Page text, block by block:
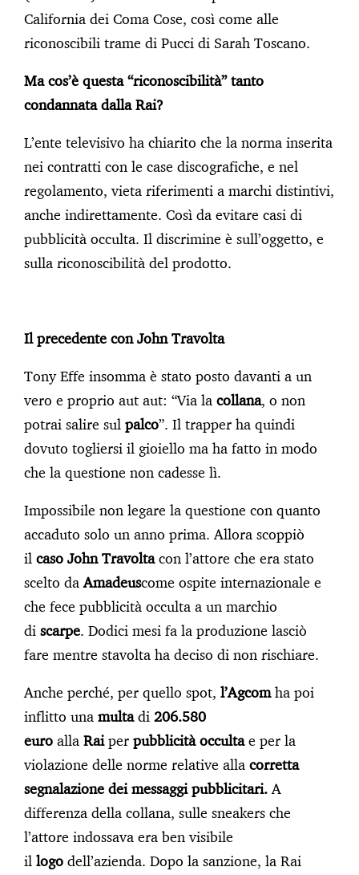
California dei Coma Cose, così come alle
riconoscibili trame di Pucci di Sarah Toscano.
Ma cos’è questa “riconoscibilità” tanto
condannata dalla Rai?
L’ente televisivo ha chiarito che la norma inserita
nei contratti con le case discografiche, e nel
regolamento, vieta riferimenti a marchi distintivi,
anche indirettamente. Così da evitare casi di
pubblicità occulta. Il discrimine è sull’oggetto, e
sulla riconoscibilità del prodotto.
Il precedente con John Travolta
Tony Effe insomma è stato posto davanti a un
vero e proprio aut aut: “Via la collana, o non
potrai salire sul palco”. Il trapper ha quindi
dovuto togliersi il gioiello ma ha fatto in modo
che la questione non cadesse lì.
Impossibile non legare la questione con quanto
accaduto solo un anno prima. Allora scoppiò
il caso John Travoltacon l’attore che era stato
scelto daAmadeuscome ospite internazionale e
che fece pubblicità occulta a un marchio
di scarpe. Dodici mesi fa la produzione lasciò
fare mentre stavolta ha deciso di non rischiare.
Anche perché, per quello spot, l’Agcomha poi
inflitto una multadi 206.580
euro alla Raiper pubblicità occultae per la
violazione delle norme relative alla corretta
segnalazione dei messaggi pubblicitari.A
differenza della collana, sulle sneakers che
l’attore indossava era ben visibile
il logo dell’azienda. Dopo la sanzione, la Rai